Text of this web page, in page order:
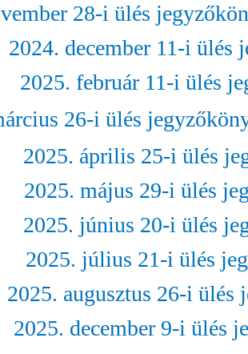
28-i ülés
2024. december 11-i ülés
2025. február 11-i ülés
26-i ülés
2025. április 25-i ülés
2025. május 29-i ülés
2025. június 20-i ülés
2025. július 21-i ülés
2025. augusztus 26-i ülés
2025. december 9-i ülés